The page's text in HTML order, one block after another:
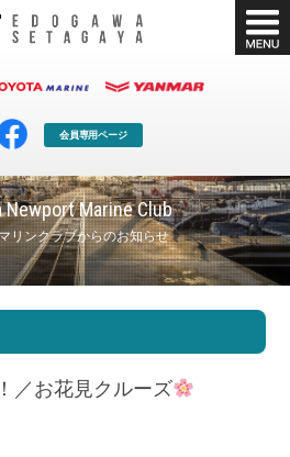
会員専用ページ
Marine Club
リンクラブからのお知らせ
ボート販売
シースタイル
Sea-Style
／お花見クルーズ